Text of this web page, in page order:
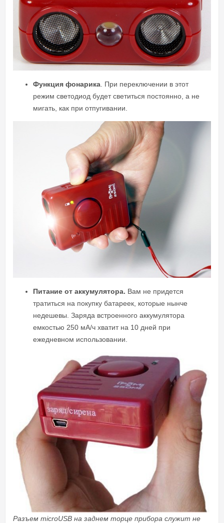
Функция фонарика . При переключении в этот
режим светодиод будет светиться постоянно, а не
мигать, как при отпугивании.
Питание от аккумулятора. Вам не придется
тратиться на покупку батареек, которые нынче
недешевы. Заряда встроенного аккумулятора
емкостью 250 мА/ч хватит на 10 дней при
ежедневном использовании.
Разъем microUSB на заднем торце прибора служит не